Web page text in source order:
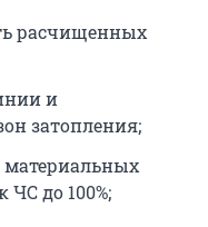
расчищенных
и
затопления;
материальных
ЧС до 100%;